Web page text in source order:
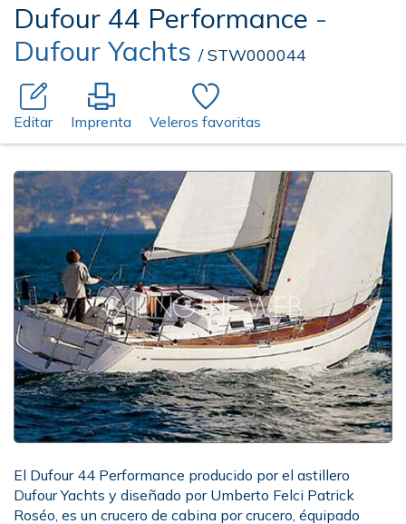
Dufour 44 Performance -
Dufour Yachts / STW000044
Editar Imprenta Veleros favoritas
El Dufour 44 Performance producido por el astillero
Dufour Yachts y diseñado por Umberto Felci Patrick
Roséo, es un crucero de cabina por crucero, équipado